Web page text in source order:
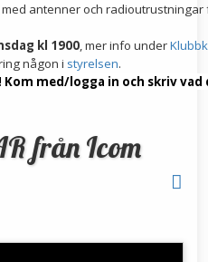
antenner och
kl 1900, mer info under
någon i styrelsen.
! Kom med/logga in och skriv vad
från Icom